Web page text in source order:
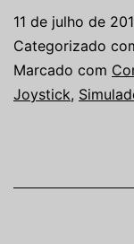
11 de julho de
Categorizado
Marcado com
Joystick,